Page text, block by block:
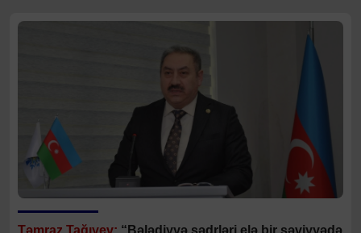
Təmraz Tağıyev: “Bələdiyyə sədrləri elə bir səviyyədə